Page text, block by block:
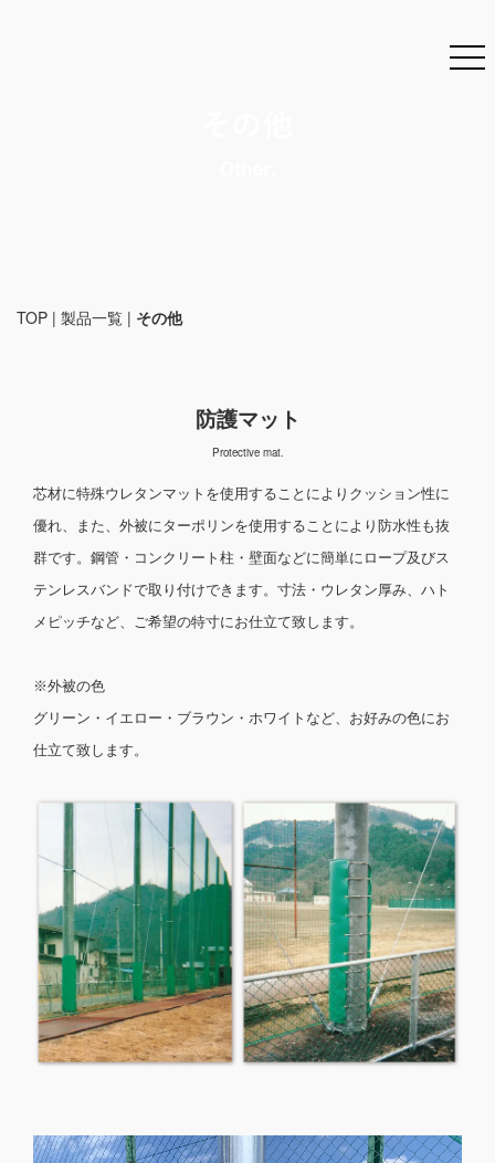
TOP | 製品一覧 | その他
防護マット
Protective mat.
芯材に特殊ウレタンマットを使用することによりクッション性に
優れ、また、外被にターポリンを使用することにより防水性も抜
群です。鋼管・コンクリート柱・壁面などに簡単にロープ及びス
テンレスバンドで取り付けできます。寸法・ウレタン厚み、ハト
メピッチなど、ご希望の特寸にお仕立て致します。
※外被の色
グリーン・イエロー・ブラウン・ホワイトなど、お好みの色にお
仕立て致します。